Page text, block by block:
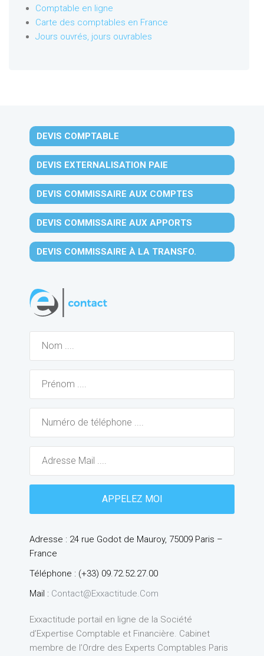
Comptable en ligne
Carte des comptables en France
Jours ouvrés, jours ouvrables
DEVIS COMPTABLE
DEVIS EXTERNALISATION PAIE
DEVIS COMMISSAIRE AUX COMPTES
DEVIS COMMISSAIRE AUX APPORTS
DEVIS COMMISSAIRE À LA TRANSFO.
Adresse : 24 rue Godot de Mauroy, 75009 Paris –
France
Téléphone : (+33) 09.72.52.27.00
Mail : Contact@exxactitude.com
Exxactitude portail en ligne de la Société
d’Expertise Comptable et Financière. Cabinet
membre de l’Ordre des Experts Comptables Paris